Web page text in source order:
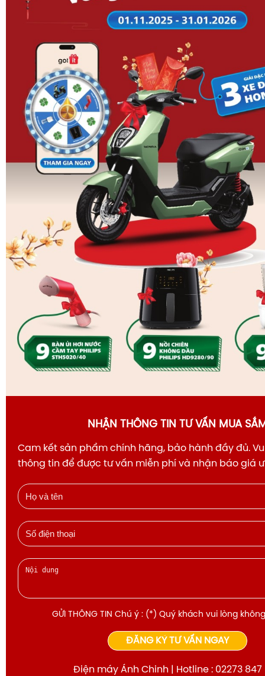
khiết, sẵn sàng phục vụ nhu cầu giải khát bất cứ lúc nào.
Công nghệ Digital Inverter vận hành êm ái,
Trái tim của máy là bộ nén Digital Inverter
có khả
chỉnh tốc độ vận hành theo nhu cầu làm lạnh với 7 cấp
chế này không chỉ giúp tiết kiệm điện năng tiêu thụ mà
tiếng ồn, tăng cường độ bền cho động cơ. Samsung tự
hành lên đến10 năm cho máy nén, giúp khách hàng
NHẬN THÔNG TIN TƯ VẤN MUA
Cam kết sản phẩm chính hãng, bảo hành đầy đủ.
thông tin để được tư vấn miễn phí và nhận báo giá
GỬI THÔNG TIN Chú ý : (*) Quý khách vui lòng
ĐĂNG KÝ TƯ VẤN NGAY
Điện máy Ánh Chinh | Hotline : 02273 847